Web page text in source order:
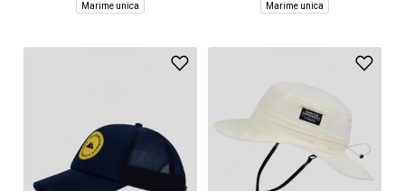
Marime unica Marime unica